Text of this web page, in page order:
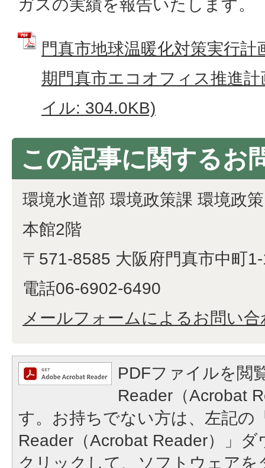
ガスの実績を報告いたします。
門真市地球温暖化対策実行計
期門真市エコオフィス推進
イル: 304.0KB)
この記事に関するお
環境水道部 環境政策課 環境政
本館2階
〒571-8585 大阪府門真市中町
電話06-6902-6490
メールフォームによるお問い合
PDFファイルを閲
Reader（Acrobat
す。お持ちでない方は、左記の
Reader（Acrobat Reader）」
クリックして、ソフトウェア